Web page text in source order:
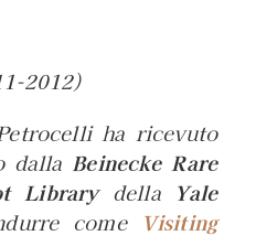
2012)
ha ricevuto
dalla Beinecke Rare
Librarydella Yale
come Visiting